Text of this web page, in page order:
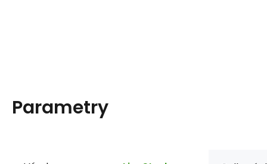
Parametry